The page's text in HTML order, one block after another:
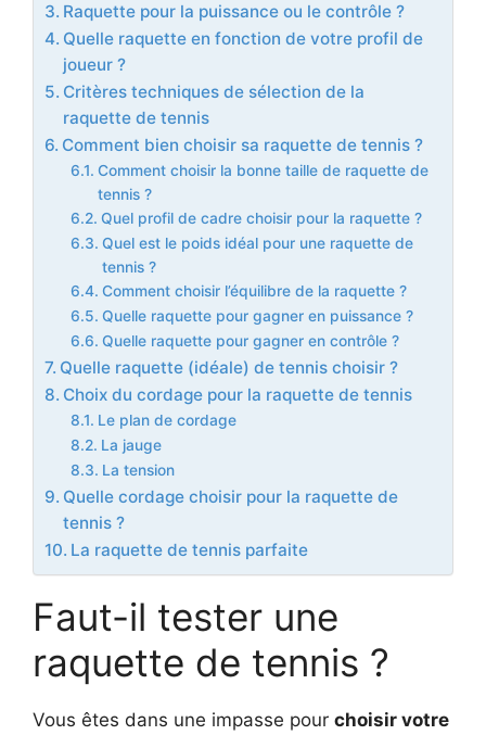
Raquette pour la puissance ou le contrôle ?
Quelle raquette en fonction de votre profil de
joueur ?
Critères techniques de sélection de la
raquette de tennis
Comment bien choisir sa raquette de tennis ?
Comment choisir la bonne taille de raquette de
tennis ?
Quel profil de cadre choisir pour la raquette ?
Quel est le poids idéal pour une raquette de
tennis ?
Comment choisir l’équilibre de la raquette ?
Quelle raquette pour gagner en puissance ?
Quelle raquette pour gagner en contrôle ?
Quelle raquette (idéale) de tennis choisir ?
Choix du cordage pour la raquette de tennis
Le plan de cordage
La jauge
La tension
Quelle cordage choisir pour la raquette de
tennis ?
La raquette de tennis parfaite
Faut-il tester une
raquette de tennis ?
Vous êtes dans une impasse pour choisir votre